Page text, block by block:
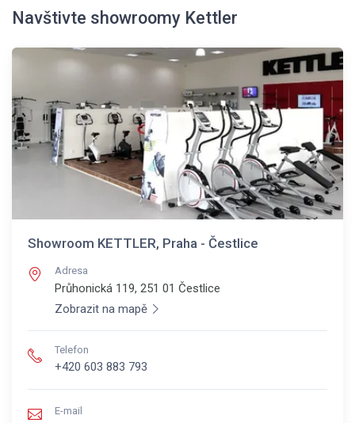
Navštivte showroomy Kettler
Showroom KETTLER, Praha - Čestlice
Adresa
Průhonická 119, 251 01 Čestlice
Zobrazit na mapě
Telefon
+420 603 883 793
E-mail